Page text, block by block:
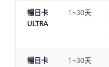
暢日卡
ULTRA
1~30天
暢日卡
1~30天